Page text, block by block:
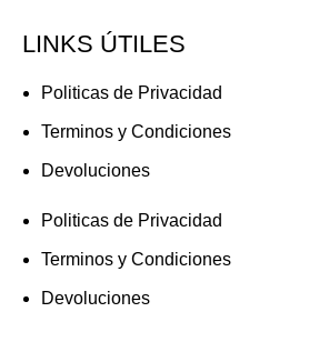
LINKS ÚTILES
Politicas de Privacidad
Terminos y Condiciones
Devoluciones
Politicas de Privacidad
Terminos y Condiciones
Devoluciones